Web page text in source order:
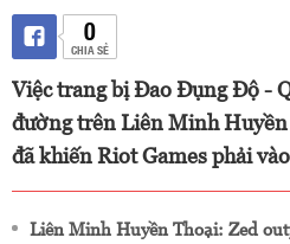
0
CHIA SẺ
Việc trang bị Đao Đụng Độ -
đường trên Liên Minh
đã khiến Riot Games phải
Liên Minh Huyền Thoại: Zed